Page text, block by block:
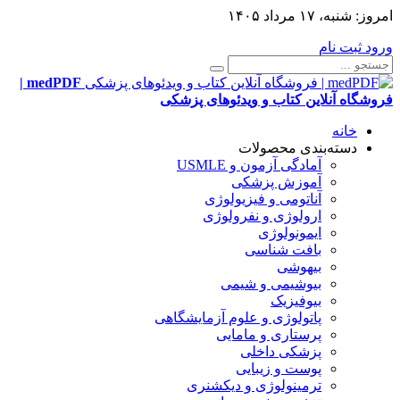
امروز: شنبه، ۱۷ مرداد ۱۴۰۵
ورود ثبت نام
medPDF |
فروشگاه آنلاین کتاب و ویدئوهای پزشکی
خانه
دسته‌بندی محصولات
آمادگی آزمون و USMLE
آموزش پزشکی
آناتومی و فیزیولوژی
ارولوژی و نفرولوژی
ایمونولوژی
بافت شناسی
بیهوشی
بیوشیمی و شیمی
بیوفیزیک
پاتولوژی و علوم آزمایشگاهی
پرستاری و مامایی
پزشکی داخلی
پوست و زیبایی
ترمینولوژی و دیکشنری